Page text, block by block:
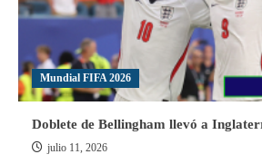
Mundial FIFA 2026
Doblete de Bellingham llevó a
julio 11, 2026